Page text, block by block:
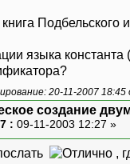
Подбельского
языка
20-11-2007 18:45
создание
: 09-11-2003 12:27 »
,